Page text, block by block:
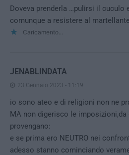
Doveva prenderla …pulirsi il cuculo
comunque a resistere al
Caricamento...
JENABLINDATA
23 Gennaio 2023 - 11:19
io sono ateo e di religioni non ne
MA non digerisco le imposizioni,da
provengano:
e se prima ero NEUTRO nei
adesso stanno cominciando